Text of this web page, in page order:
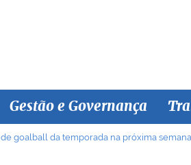
Gestão e Governança
goalball da temporada na próxima semana